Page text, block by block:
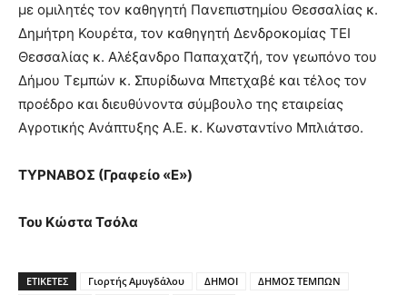
με ομιλητές τον καθηγητή Πανεπιστημίου Θεσσαλίας κ.
Δημήτρη Κουρέτα, τον καθηγητή Δενδροκομίας ΤΕΙ
Θεσσαλίας κ. Αλέξανδρο Παπαχατζή, τον γεωπόνο του
Δήμου Τεμπών κ. Σπυρίδωνα Μπετχαβέ και τέλος τον
προέδρο και διευθύνοντα σύμβουλο της εταιρείας
Αγροτικής Ανάπτυξης Α.Ε. κ. Κωνσταντίνο Μπλιάτσο.
ΤΥΡΝΑΒΟΣ (Γραφείο «Ε»)
Του Κώστα Τσόλα
ΕΤΙΚΕΤΕΣ Γιορτής Αμυγδάλου ΔΗΜΟΙ
ΔΗΜΟΣ ΤΕΜΠΩΝ